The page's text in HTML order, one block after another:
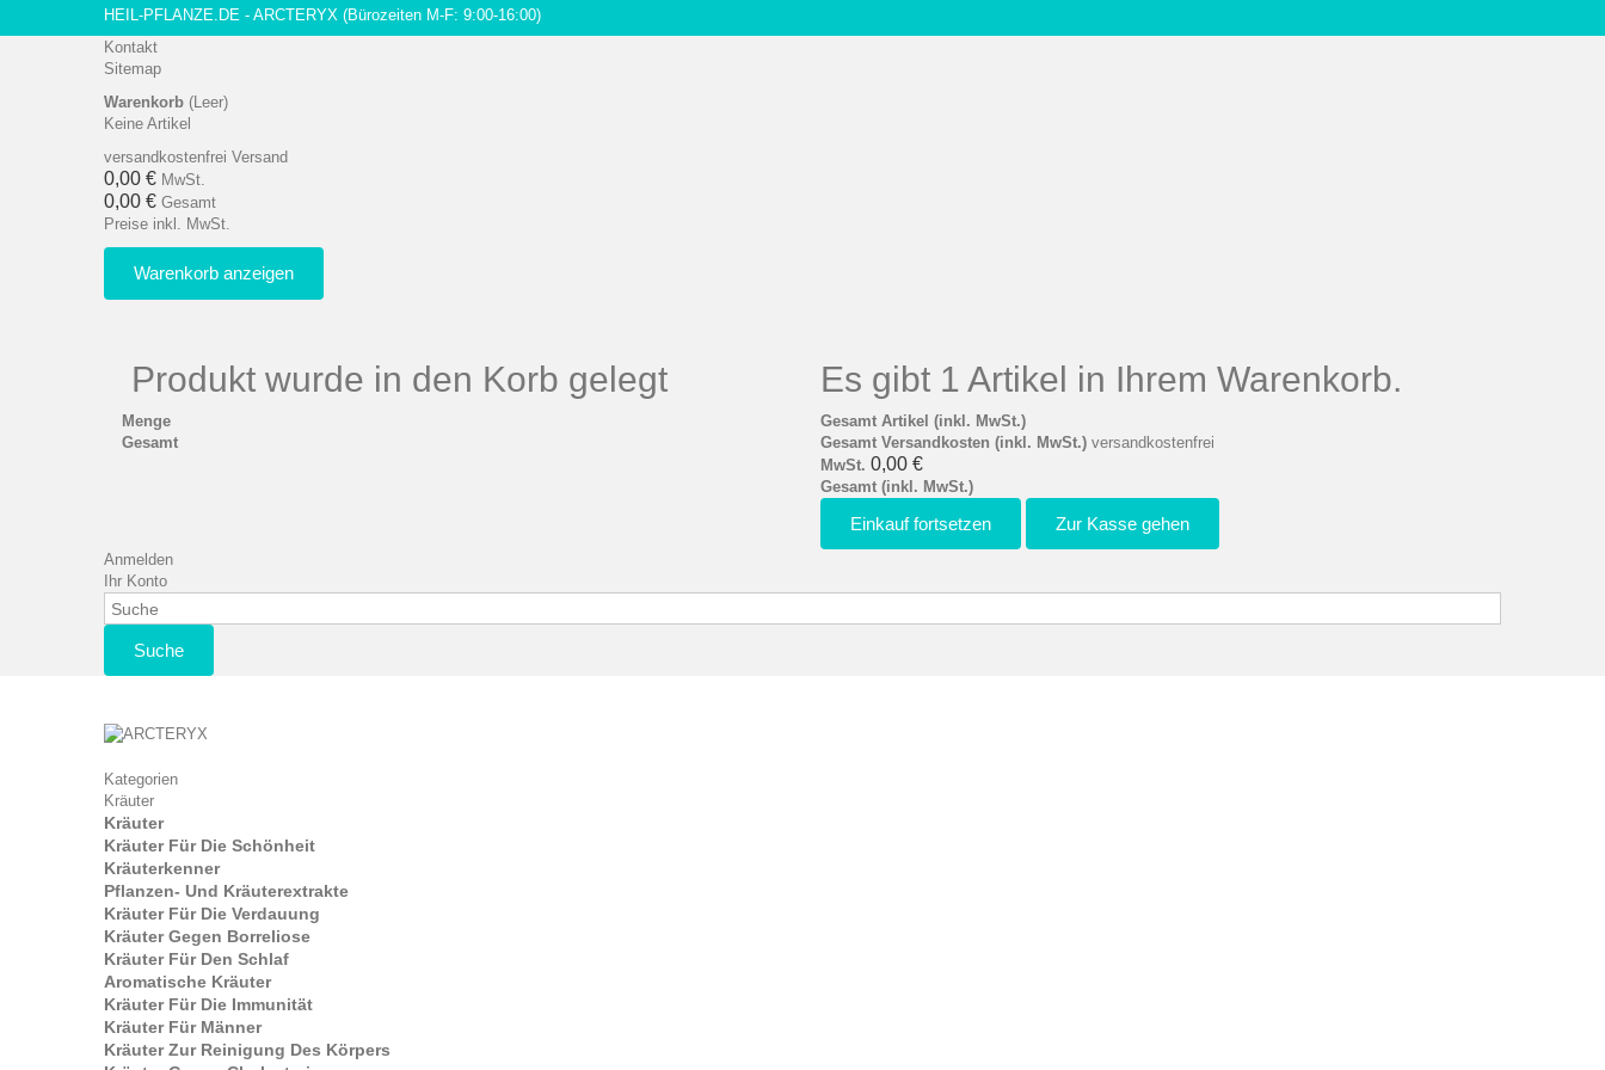
HEIL-PFLANZE.DE - ARCTERYX (Bürozeiten M-F: 9:00-16:00)
Kontakt
Sitemap
Warenkorb (Leer)
Keine Artikel
versandkostenfrei Versand
0,00 € MwSt.
0,00 € Gesamt
Preise inkl. MwSt.
Warenkorb anzeigen
Produkt wurde in den Korb gelegt
Menge
Gesamt
Es gibt 1 Artikel in Ihrem Warenkorb.
Gesamt Artikel (inkl. MwSt.)
Gesamt Versandkosten (inkl. MwSt.) versandkostenfrei
MwSt. 0,00 €
Gesamt (inkl. MwSt.)
Einkauf fortsetzen Zur Kasse gehen
Anmelden
Ihr Konto
Suche
Kategorien
Kräuter
Kräuter
Kräuter Für Die Schönheit
Kräuterkenner
Pflanzen- Und Kräuterextrakte
Kräuter Für Die Verdauung
Kräuter Gegen Borreliose
Kräuter Für Den Schlaf
Aromatische Kräuter
Kräuter Für Die Immunität
Kräuter Für Männer
Kräuter Zur Reinigung Des Körpers